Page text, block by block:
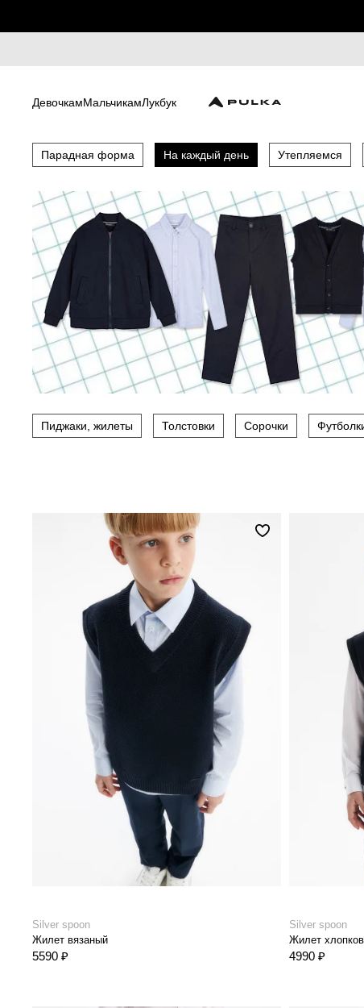
ДевочкамМальчикамЛукбук
Парадная форма На каждый день Утепляемся
Пиджаки, жилеты Толстовки Сорочки
Silver spoon
Жилет вязаный
5590 ₽
Silver spoon
Жилет
4990 ₽